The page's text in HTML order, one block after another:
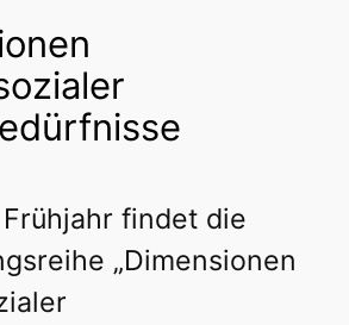
findet die
„Dimensionen